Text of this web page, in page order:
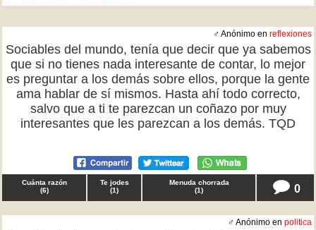
♂ Anónimo en reflexiones
Sociables del mundo, tenía que decir que ya sabemos
que si no tienes nada interesante de contar, lo mejor
es preguntar a los demás sobre ellos, porque la gente
ama hablar de sí mismos. Hasta ahí todo correcto,
salvo que a ti te parezcan un coñazo por muy
interesantes que les parezcan a los demás. TQD
Cuánta razón
(6)
Te jodes
(1)
Menuda chorrada
(1) 0
♂ Anónimo en politica